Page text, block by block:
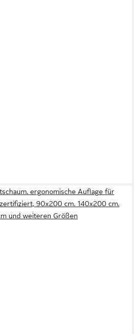
ergonomische Auflage für
90x200 cm. 140x200 cm.
und weiteren Größen